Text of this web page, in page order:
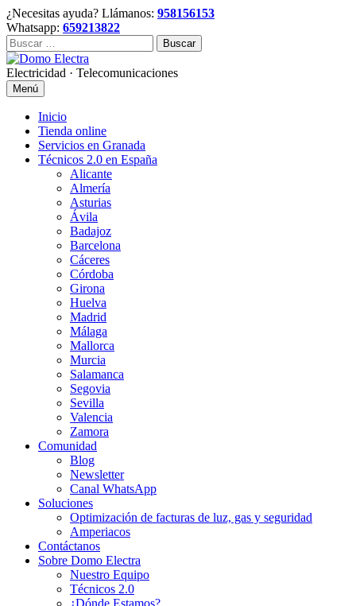
Skip
to
content
¿Necesitas ayuda? Llámanos: 958156153
Whatsapp: 659213822
Buscar:
Electricidad · Telecomunicaciones
Menú
Inicio
Tienda online
Servicios en Granada
Técnicos 2.0 en España
Alicante
Almería
Asturias
Ávila
Badajoz
Barcelona
Cáceres
Córdoba
Girona
Huelva
Madrid
Málaga
Mallorca
Murcia
Salamanca
Segovia
Sevilla
Valencia
Zamora
Comunidad
Blog
Newsletter
Canal WhatsApp
Soluciones
Optimización de facturas de luz, gas y seguridad
Amperiacos
Contáctanos
Sobre Domo Electra
Nuestro Equipo
Técnicos 2.0
¿Dónde Estamos?